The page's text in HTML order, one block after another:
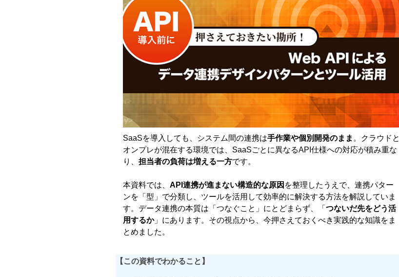
SaaSを導入しても、システム間の連携は手作業や個別開発のまま 。クラウドと
オンプレが混在する環境では、SaaSごとに異なるAPI仕様への対応が積み重な
り、 担当者の負荷は増える一方です。
本資料では、 API連携が進まない構造的な原因 を整理したうえで、連携パター
ンを「型」で分類し、ツールを活用して効率的に解決する方法を解説していま
す。データ連携の本質は「つなぐこと」にとどまらず、「 つないだ先をどう活
用するか」にあります。その視点から、今押さえておくべき実践的な知識をま
とめました。
【この資料でわかること】